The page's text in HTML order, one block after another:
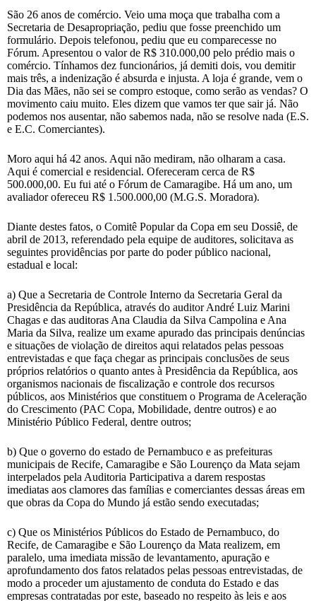
São 26 anos de comércio. Veio uma moça que trabalha com a
Secretaria de Desapropriação, pediu que fosse preenchido um
formulário. Depois telefonou, pediu que eu comparecesse no
Fórum. Apresentou o valor de R$ 310.000,00 pelo prédio mais o
comércio. Tínhamos dez funcionários, já demiti dois, vou demitir
mais três, a indenização é absurda e injusta. A loja é grande, vem o
Dia das Mães, não sei se compro estoque, como serão as vendas? O
movimento caiu muito. Eles dizem que vamos ter que sair já. Não
podemos nos ausentar, não sabemos nada, não se resolve nada (E.S.
e E.C. Comerciantes).
Moro aqui há 42 anos. Aqui não mediram, não olharam a casa.
Aqui é comercial e residencial. Ofereceram cerca de R$
500.000,00. Eu fui até o Fórum de Camaragibe. Há um ano, um
avaliador ofereceu R$ 1.500.000,00 (M.G.S. Moradora).
Diante destes fatos, o Comitê Popular da Copa em seu Dossiê, de
abril de 2013, referendado pela equipe de auditores, solicitava as
seguintes providências por parte do poder público nacional,
estadual e local:
a) Que a Secretaria de Controle Interno da Secretaria Geral da
Presidência da República, através do auditor André Luiz Marini
Chagas e das auditoras Ana Claudia da Silva Campolina e Ana
Maria da Silva, realize um exame apurado das principais denúncias
e situações de violação de direitos aqui relatados pelas pessoas
entrevistadas e que faça chegar as principais conclusões de seus
próprios relatórios o quanto antes à Presidência da República, aos
organismos nacionais de fiscalização e controle dos recursos
públicos, aos Ministérios que constituem o Programa de Aceleração
do Crescimento (PAC Copa, Mobilidade, dentre outros) e ao
Ministério Público Federal, dentre outros;
b) Que o governo do estado de Pernambuco e as prefeituras
municipais de Recife, Camaragibe e São Lourenço da Mata sejam
interpelados pela Auditoria Participativa a darem respostas
imediatas aos clamores das famílias e comerciantes dessas áreas em
que obras da Copa do Mundo já estão sendo executadas;
c) Que os Ministérios Públicos do Estado de Pernambuco, do
Recife, de Camaragibe e São Lourenço da Mata realizem, em
paralelo, uma imediata missão de levantamento, apuração e
aprofundamento dos fatos relatados pelas pessoas entrevistadas, de
modo a proceder um ajustamento de conduta do Estado e das
empresas contratadas por este, baseado no respeito às leis e aos